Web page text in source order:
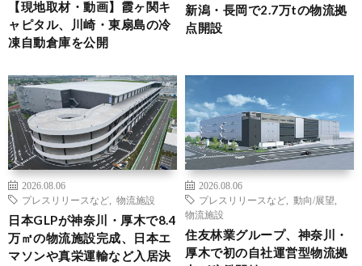
【現地取材・動画】霞ヶ関キ
ャピタル、川崎・東扇島の冷
凍自動倉庫を公開
新潟・長岡で2.7万tの物流拠
点開設
2026.08.06
プレスリリースなど
物流施設
日本GLPが神奈川・厚木で8.4
万㎡の物流施設完成、日本エ
マソンや真栄運輸など入居決
2026.08.06
プレスリリースなど
動向/展望
物流施設
住友林業グループ、神奈川・
厚木で初の自社運営型物流拠